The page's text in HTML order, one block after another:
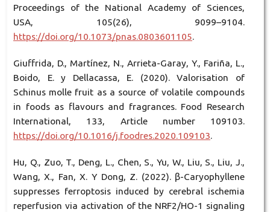
Proceedings of the National Academy of Sciences,
USA, 105(26), 9099–9104.
https://doi.org/10.1073/pnas.0803601105.
Giuffrida, D., Martínez, N., Arrieta-Garay, Y., Fariña, L.,
Boido, E. y Dellacassa, E. (2020). Valorisation of
Schinus molle fruit as a source of volatile compounds
in foods as flavours and fragrances. Food Research
International, 133, Article number 109103.
https://doi.org/10.1016/j.foodres.2020.109103.
Hu, Q., Zuo, T., Deng, L., Chen, S., Yu, W., Liu, S., Liu, J.,
Wang, X., Fan, X. Y Dong, Z. (2022). β-Caryophyllene
suppresses ferroptosis induced by cerebral ischemia
reperfusion via activation of the NRF2/HO-1 signaling